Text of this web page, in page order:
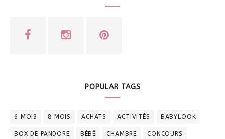
POPULAR TAGS
6 MOIS 8 MOIS ACHATS ACTIVITÉS BABYLOOK
BOX DE PANDORE BÉBÉ CHAMBRE CONCOURS